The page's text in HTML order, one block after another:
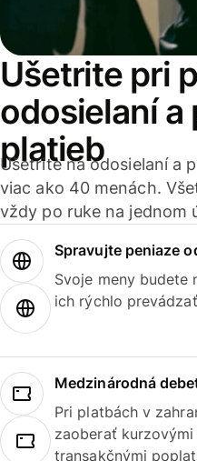
Ušetrite pri
odosielaní a
platieb
Ušetrite na odosielaní a
viac ako 40 menách.
vždy po ruke na jednom
Spravujte peniaze
Svoje meny budete
ich rýchlo
Medzinárodná
Pri platbách v
zaoberať
transakčnými